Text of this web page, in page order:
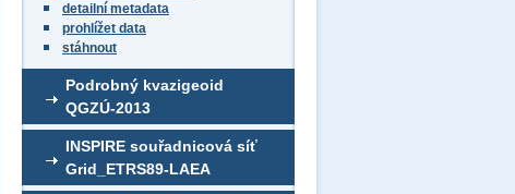
detailní metadata
prohlížet data
stáhnout
Podrobný kvazigeoid
QGZÚ-2013
INSPIRE souřadnicová síť
Grid_ETRS89-LAEA